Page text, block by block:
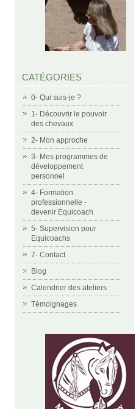
CATÉGORIES
0- Qui suis-je ?
1- Découvrir le pouvoir
des chevaux
2- Mon approche
3- Mes programmes de
développement
personnel
4- Formation
professionnelle -
devenir Equicoach
5- Supervision pour
Equicoachs
7- Contact
Blog
Calendrier des ateliers
Témoignages